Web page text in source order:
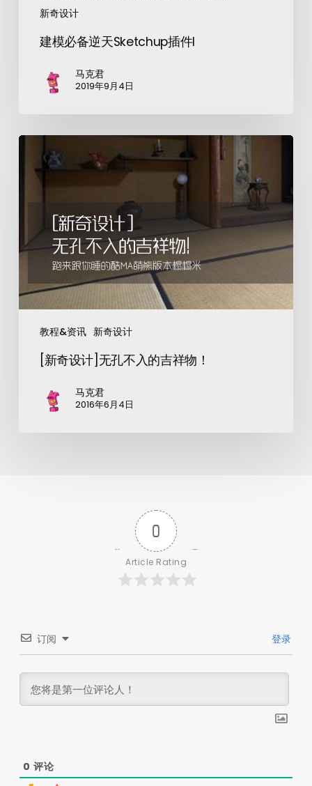
新奇设计
建模必备逆天Sketchup插件I
马克君
2019年9月4日
教程&资讯 新奇设计
[新奇设计]无孔不入的吉祥物！
马克君
2016年6月4日
0
Article Rating
订阅 登录
0 评论